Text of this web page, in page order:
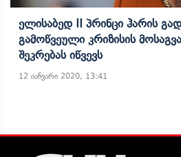
Ელისაბედ II Პრინცი Ჰარის
Გამოწვეული Კრიზისის
Შეკრებას Იწვევს
12 იანვარი 2020, 13:41